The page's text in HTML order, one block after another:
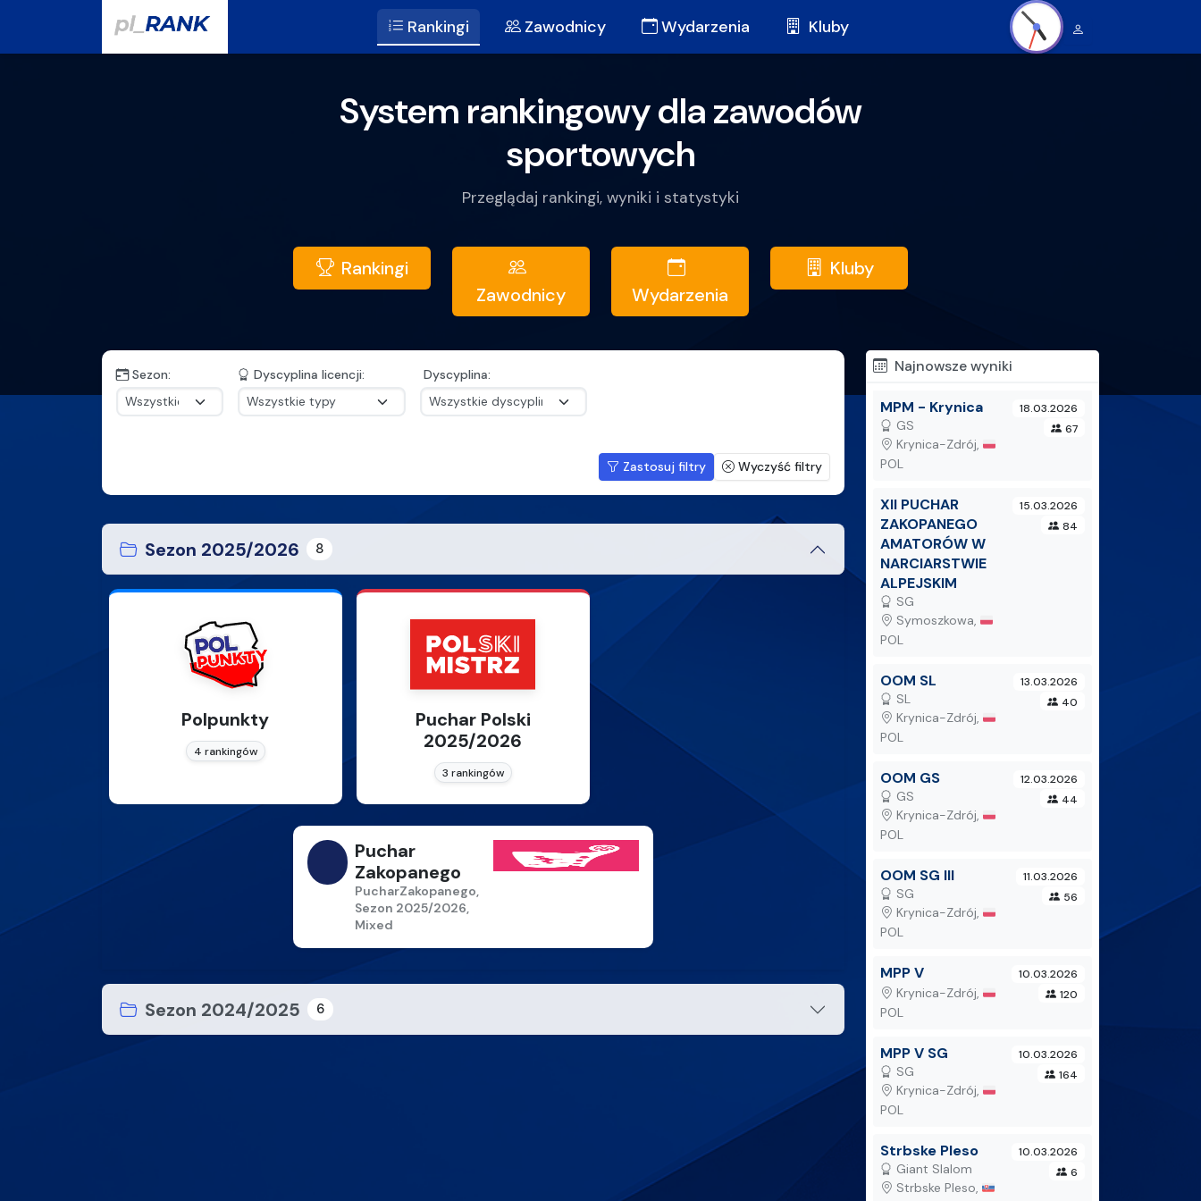
Oficjalny System Rankingowy Zawodników Sportowych 07.08.2026 04:52
Rankingi Zawodnicy Wydarzenia Kluby
System rankingowy dla zawodów
sportowych
Przeglądaj rankingi, wyniki i statystyki
Rankingi
Zawodnicy
Wydarzenia
Kluby
Sezon: Dyscyplina licencji: Dyscyplina:
Zastosuj filtry Wyczyść filtry
Sezon 2025/2026 8
Polpunkty
4 rankingów
Puchar Polski
2025/2026
3 rankingów
Puchar
Zakopanego
PucharZakopanego,
Sezon 2025/2026,
Mixed
Sezon 2024/2025 6
Najnowsze wyniki
MPM - Krynica
GS
Krynica-Zdrój, 🇵🇱
POL
18.03.2026
67
XII PUCHAR
ZAKOPANEGO
AMATORÓW W
NARCIARSTWIE
ALPEJSKIM
SG
Symoszkowa, 🇵🇱
POL
15.03.2026
84
OOM SL
SL
Krynica-Zdrój, 🇵🇱
POL
13.03.2026
40
OOM GS
GS
Krynica-Zdrój, 🇵🇱
POL
12.03.2026
44
OOM SG III
SG
Krynica-Zdrój, 🇵🇱
POL
11.03.2026
56
MPP V
Krynica-Zdrój, 🇵🇱
POL
10.03.2026
120
MPP V SG
SG
Krynica-Zdrój, 🇵🇱
POL
10.03.2026
164
Strbske Pleso
Giant Slalom
Strbske Pleso, 🇸🇰
10.03.2026
6